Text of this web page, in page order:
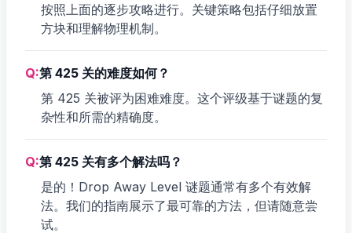
按照上面的逐步攻略进行。关键策略包括仔细放置
方块和理解物理机制。
Q:第 425 关的难度如何？
第 425 关被评为困难难度。这个评级基于谜题的复
杂性和所需的精确度。
Q:第 425 关有多个解法吗？
是的！Drop Away Level 谜题通常有多个有效解
法。我们的指南展示了最可靠的方法，但请随意尝
试。